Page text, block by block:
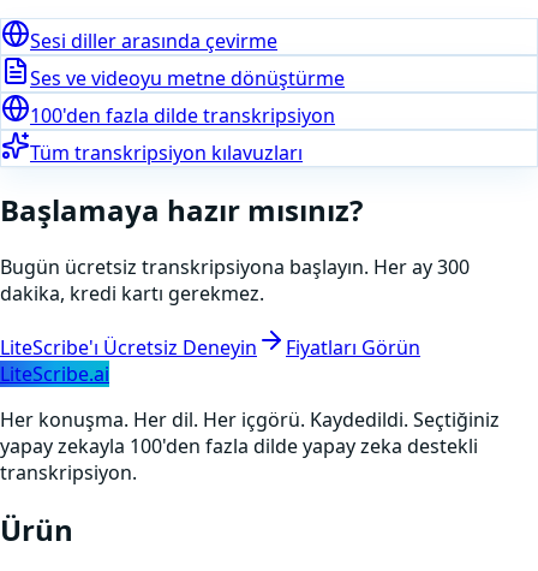
Sesi diller arasında çevirme
Ses ve videoyu metne dönüştürme
100'den fazla dilde transkripsiyon
Tüm transkripsiyon kılavuzları
Başlamaya hazır mısınız?
Bugün ücretsiz transkripsiyona başlayın. Her ay 300
dakika, kredi kartı gerekmez.
LiteScribe'ı Ücretsiz Deneyin
Fiyatları Görün
LiteScribe.ai
Her konuşma. Her dil. Her içgörü. Kaydedildi. Seçtiğiniz
yapay zekayla 100'den fazla dilde yapay zeka destekli
transkripsiyon.
Ürün